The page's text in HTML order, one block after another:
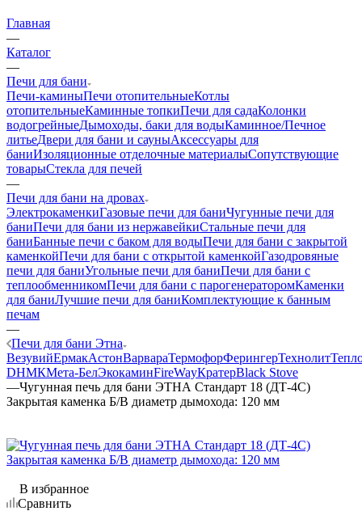
Главная
—
Каталог
—
Печи для бани
Печи-каминыПечи отопительныеКотлы
отопительныеКаминные топкиПечи для садаКолонки
водогрейныеДымоходы, баки для водыКаминное/Печное
литьеДвери для бани и сауныАксессуары для
баниИзоляционные отделочные материалыСопутствующие
товарыСтекла для печей
—
Печи для бани на дровах
ЭлектрокаменкиГазовые печи для баниЧугунные печи для
баниПечи для бани из нержавейкиСтальные печи для
баниБанные печи с баком для водыПечи для бани с закрытой
каменкойПечи для бани с открытой каменкойГазодровяные
печи для баниУгольные печи для баниПечи для бани с
теплообменникомПечи для бани с парогенераторомКаменки
для баниЛучшие печи для баниКомплектующие к банным
печам
—
Печи для бани Этна
ВезувийЕрмакАстонВарвараТермофорФерингерТехнолит
DНМКМета-БелЭкокаминFireWayКратерBlack Stove
—Чугунная печь для бани ЭТНА Стандарт 18 (ДТ-4С)
Закрытая каменка Б/В диаметр дымохода: 120 мм
В избранное
Сравнить